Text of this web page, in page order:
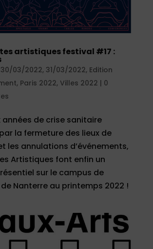
artistiques festival #17 :
30/03/2022, 31/03/2022, Edition
, Paris 2022, Villes 2022 | 0
années de crise sanitaire
la fermeture des lieux de
les annulations d’événements,
Artistiques font enfin un
sur le campus de
de Nanterre au printemps 2022 !